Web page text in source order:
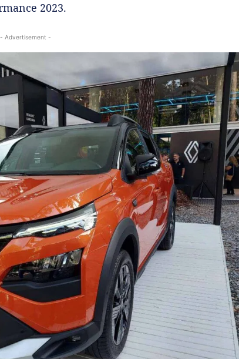
2023.
- Advertisement -